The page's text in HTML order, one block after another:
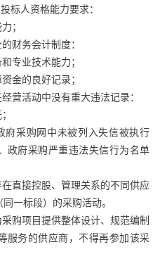
标人资格能力要求：
；
财务会计制度：
专业技术能力；
金的良好记录；
营活动中没有重大违法记录：
府采购网中未被列入失信被执行
政府采购严重违法失信行为名单
直接控股、管理关系的不同供应
一标段）的采购活动。
购项目提供整体设计、规范编制
服务的供应商，不得再参加该采